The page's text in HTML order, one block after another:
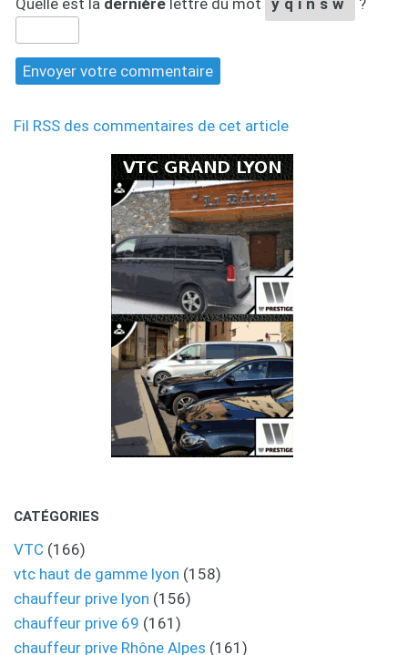
Quelle est la dernière lettre du mot yqinsw ?
Fil RSS des commentaires de cet article
CATÉGORIES
VTC (166)
vtc haut de gamme lyon (158)
chauffeur prive lyon (156)
chauffeur prive 69 (161)
chauffeur prive Rhône Alpes (161)